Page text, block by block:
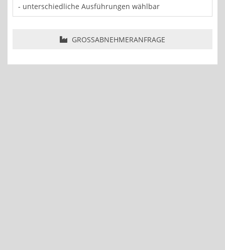
- unterschiedliche Ausführungen wählbar
GROSSABNEHMERANFRAGE